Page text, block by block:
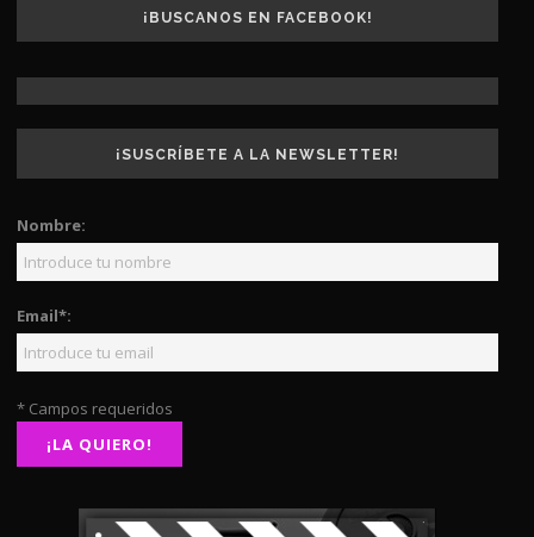
¡BUSCANOS EN FACEBOOK!
¡SUSCRÍBETE A LA NEWSLETTER!
Nombre:
Email*:
* Campos requeridos